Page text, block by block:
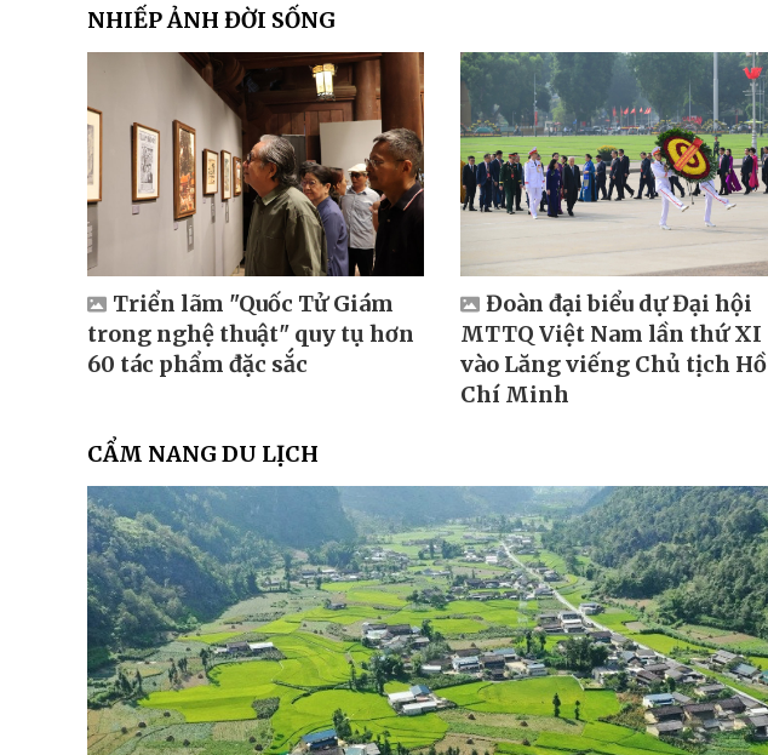
NHIẾP ẢNH ĐỜI SỐNG
Triển lãm "Quốc Tử Giám
trong nghệ thuật" quy tụ hơn
60 tác phẩm đặc sắc
Đoàn đại biểu dự Đại hội
MTTQ Việt Nam lần thứ XI
vào Lăng viếng Chủ tịch Hồ
Chí Minh
CẨM NANG DU LỊCH